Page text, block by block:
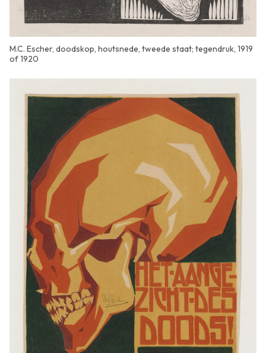
M.C. Escher, doodskop, houtsnede, tweede staat; tegendruk, 1919
of 1920